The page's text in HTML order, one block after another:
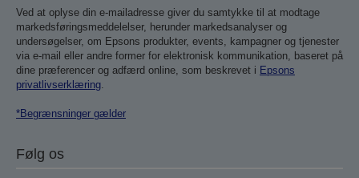
Ved at oplyse din e-mailadresse giver du samtykke til at modtage
markedsføringsmeddelelser, herunder markedsanalyser og
undersøgelser, om Epsons produkter, events, kampagner og tjenester
via e-mail eller andre former for elektronisk kommunikation, baseret på
dine præferencer og adfærd online, som beskrevet i Epsons
privatlivserklæring.
*Begrænsninger gælder
Følg os